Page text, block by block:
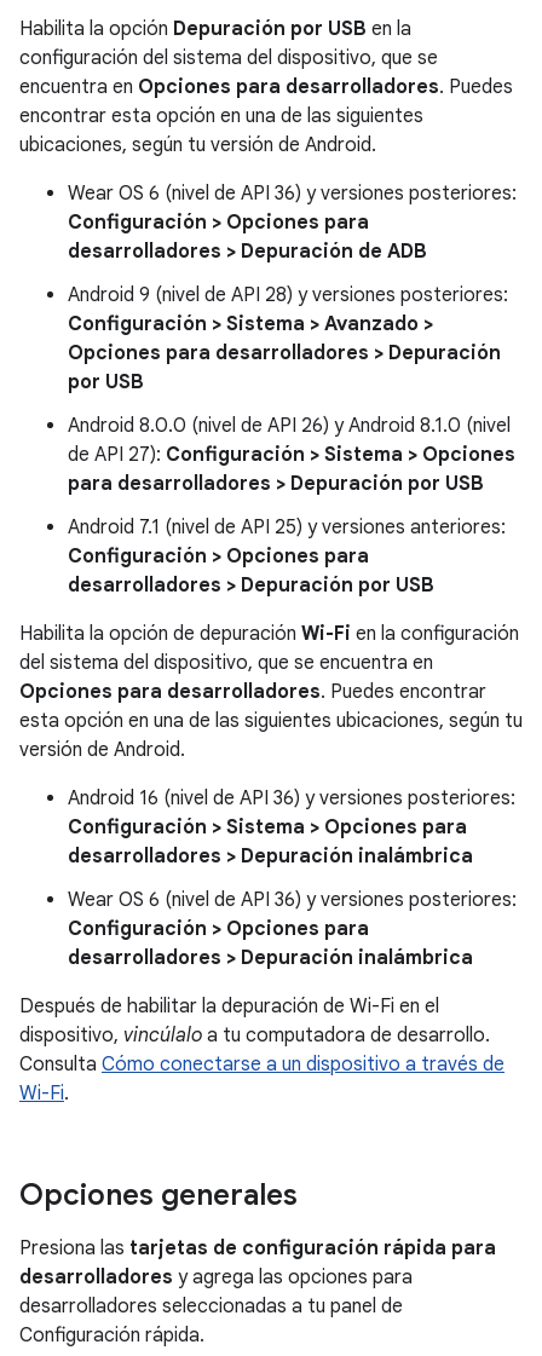
Habilita la opción Depuración por USB en la
configuración del sistema del dispositivo, que se
encuentra en Opciones para desarrolladores. Puedes
encontrar esta opción en una de las siguientes
ubicaciones, según tu versión de Android.
Wear OS 6 (nivel de API 36) y versiones posteriores:
Configuración > Opciones para
desarrolladores > Depuración de ADB
Android 9 (nivel de API 28) y versiones posteriores:
Configuración > Sistema > Avanzado >
Opciones para desarrolladores > Depuración
por USB
Android 8.0.0 (nivel de API 26) y Android 8.1.0 (nivel
de API 27): Configuración > Sistema > Opciones
para desarrolladores > Depuración por USB
Android 7.1 (nivel de API 25) y versiones anteriores:
Configuración > Opciones para
desarrolladores > Depuración por USB
Habilita la opción de depuración Wi-Fi en la configuración
del sistema del dispositivo, que se encuentra en
Opciones para desarrolladores. Puedes encontrar
esta opción en una de las siguientes ubicaciones, según tu
versión de Android.
Android 16 (nivel de API 36) y versiones posteriores:
Configuración > Sistema > Opciones para
desarrolladores > Depuración inalámbrica
Wear OS 6 (nivel de API 36) y versiones posteriores:
Configuración > Opciones para
desarrolladores > Depuración inalámbrica
Después de habilitar la depuración de Wi-Fi en el
dispositivo, vincúlalo a tu computadora de desarrollo.
Consulta Cómo conectarse a un dispositivo a través de
Wi-Fi.
Opciones generales
Presiona las tarjetas de configuración rápida para
desarrolladores y agrega las opciones para
desarrolladores seleccionadas a tu panel de
Configuración rápida.